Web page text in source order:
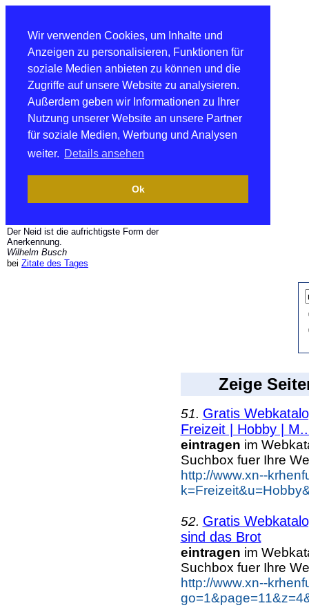
Wir verwenden Cookies, um Inhalte und
Anzeigen zu personalisieren, Funktionen für
soziale Medien anbieten zu können und die
Zugriffe auf unsere Website zu analysieren.
Außerdem geben wir Informationen zu Ihrer
Nutzung unserer Website an unsere Partner
für soziale Medien, Werbung und Analysen
weiter. Details ansehen
Ok
Der Neid ist die aufrichtigste Form der
Anerkennung.
Wilhelm Busch
bei Zitate des Tages
Zeige
51. Gratis
Freizeit | Hobby |
eintragen im
Suchbox fuer Ihre
http://www.xn--
52. Gratis
sind das Brot
eintragen im
Suchbox fuer Ihre
http://www.xn--